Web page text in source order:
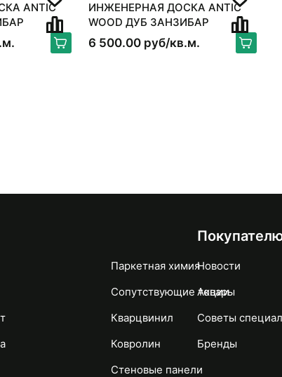
ANTIC
ИНЖЕНЕРНАЯ ДОСКА ANTIC
WOOD ДУБ ЗАНЗИБАР
6 500.00 руб/кв.м.
Паркетная химия
Сопутствующие товары
Кварцвинил
Ковролин
Стеновые панели
Новости
Акции
Советы
Бренды